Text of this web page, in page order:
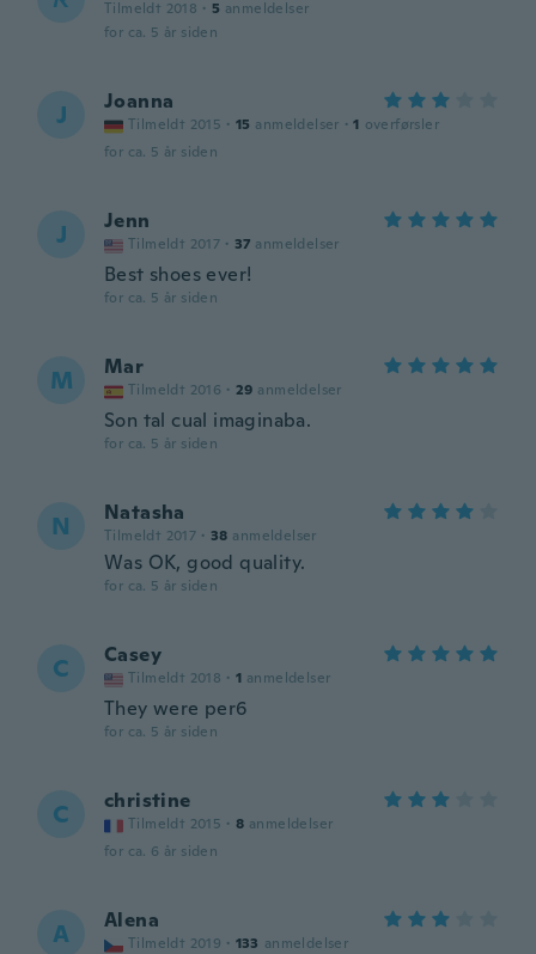
Tilmeldt 2018 · 5 anmeldelser
for ca. 5 år siden
J Joanna
Tilmeldt 2015 · 15 anmeldelser · 1 overførsler
for ca. 5 år siden
J Jenn
Tilmeldt 2017 · 37 anmeldelser
Best shoes ever!
for ca. 5 år siden
M Mar
Tilmeldt 2016 · 29 anmeldelser
Son tal cual imaginaba.
for ca. 5 år siden
N Natasha
Tilmeldt 2017 · 38 anmeldelser
Was OK, good quality.
for ca. 5 år siden
C Casey
Tilmeldt 2018 · 1 anmeldelser
They were per6
for ca. 5 år siden
C christine
Tilmeldt 2015 · 8 anmeldelser
for ca. 6 år siden
A Alena
Tilmeldt 2019 · 133 anmeldelser